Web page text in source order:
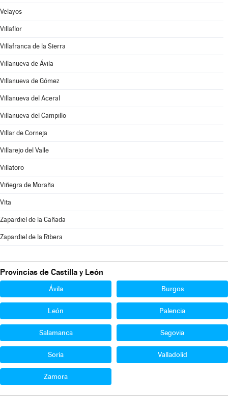
Velayos
Villaflor
Villafranca de la Sierra
Villanueva de Ávila
Villanueva de Gómez
Villanueva del Aceral
Villanueva del Campillo
Villar de Corneja
Villarejo del Valle
Villatoro
Viñegra de Moraña
Vita
Zapardiel de la Cañada
Zapardiel de la Ribera
Provincias de Castilla y León
Ávila Burgos
León Palencia
Salamanca Segovia
Soria Valladolid
Zamora